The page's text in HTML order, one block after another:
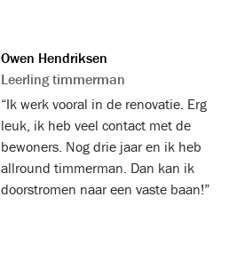
“Ik werk vooral in de renovatie. Erg
leuk, ik heb veel contact met de
bewoners. Nog drie jaar en ik heb
allround timmerman. Dan kan ik
doorstromen naar een vaste baan!”
Owen Hendriksen
Leerling timmerman